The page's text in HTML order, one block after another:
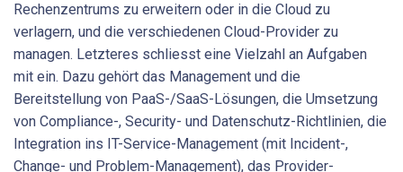
Rechenzentrums zu erweitern oder in die Cloud zu
verlagern, und die verschiedenen Cloud-Provider zu
managen. Letzteres schliesst eine Vielzahl an Aufgaben
mit ein. Dazu gehört das Management und die
Bereitstellung von PaaS-/SaaS-Lösungen, die Umsetzung
von Compliance-, Security- und Datenschutz-Richtlinien, die
Inte­gration ins IT-Service-Management (mit Incident-,
Change- und Problem-Management), das Provider-